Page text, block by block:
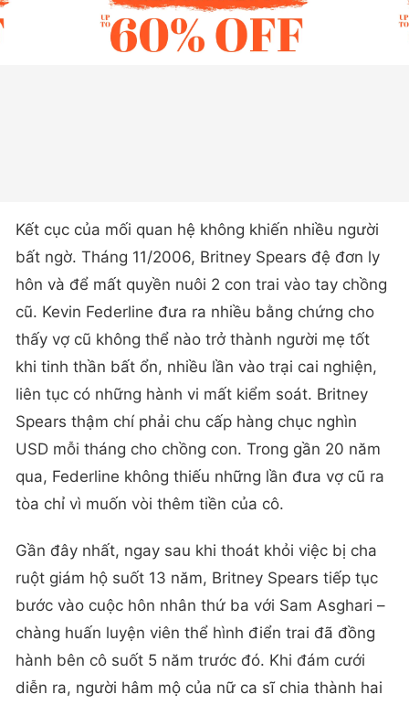
Kết cục của mối quan hệ không khiến nhiều người
bất ngờ. Tháng 11/2006, Britney Spears đệ đơn ly
hôn và để mất quyền nuôi 2 con trai vào tay chồng
cũ. Kevin Federline đưa ra nhiều bằng chứng cho
thấy vợ cũ không thể nào trở thành người mẹ tốt
khi tinh thần bất ổn, nhiều lần vào trại cai nghiện,
liên tục có những hành vi mất kiểm soát. Britney
Spears thậm chí phải chu cấp hàng chục nghìn
USD mỗi tháng cho chồng con. Trong gần 20 năm
qua, Federline không thiếu những lần đưa vợ cũ ra
tòa chỉ vì muốn vòi thêm tiền của cô.
Gần đây nhất, ngay sau khi thoát khỏi việc bị cha
ruột giám hộ suốt 13 năm, Britney Spears tiếp tục
bước vào cuộc hôn nhân thứ ba với Sam Asghari –
chàng huấn luyện viên thể hình điển trai đã đồng
hành bên cô suốt 5 năm trước đó. Khi đám cưới
diễn ra, người hâm mộ của nữ ca sĩ chia thành hai